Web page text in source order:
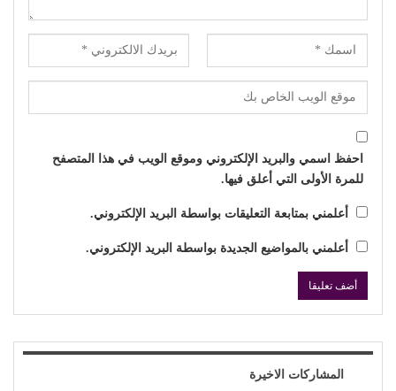
احفظ اسمي والبريد الإلكتروني وموقع الويب في هذا المتصفح
للمرة الأولى التي أعلق فيها.
أعلمني بمتابعة التعليقات بواسطة البريد الإلكتروني.
أعلمني بالمواضيع الجديدة بواسطة البريد الإلكتروني.
المشاركات الاخيرة